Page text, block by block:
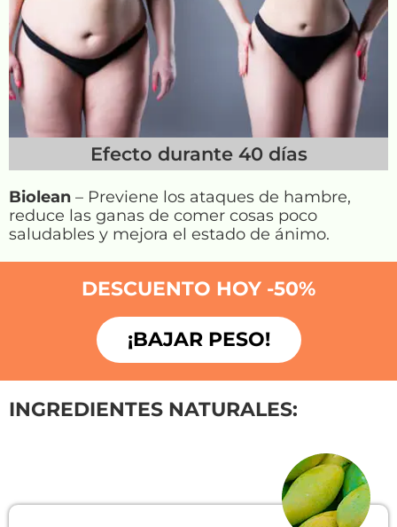
Efecto durante 40 días
Biolean – Previene los ataques de hambre,
reduce las ganas de comer cosas poco
saludables y mejora el estado de ánimo.
DESCUENTO HOY -50%
¡BAJAR PESO!
INGREDIENTES NATURALES: